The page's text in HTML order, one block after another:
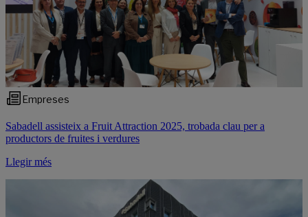
Empreses
Sabadell assisteix a Fruit Attraction 2025, trobada clau per a
productors de fruites i verdures
Llegir més